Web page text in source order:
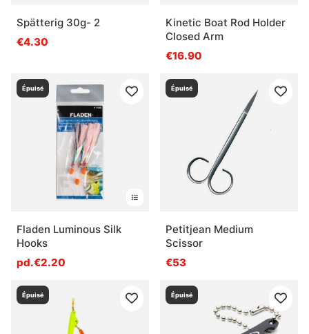
Spätterig 30g- 2
€4.30
Kinetic Boat Rod Holder
Closed Arm
€16.90
Épuisé
Fladen Luminous Silk
Hooks
pd.€2.20
Épuisé
Petitjean Medium
Scissor
€53
Épuisé Épuisé